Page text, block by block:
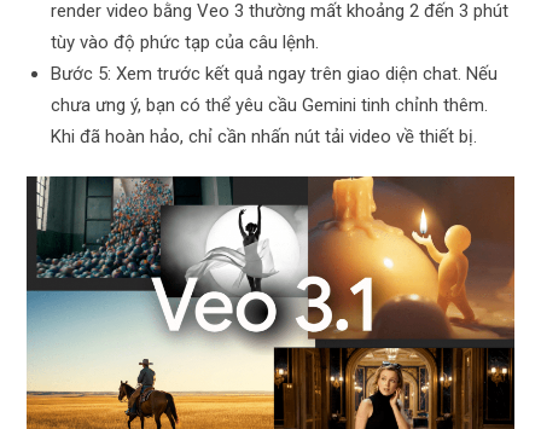
render video bằng Veo 3 thường mất khoảng 2 đến 3 phút
tùy vào độ phức tạp của câu lệnh.
Bước 5: Xem trước kết quả ngay trên giao diện chat. Nếu
chưa ưng ý, bạn có thể yêu cầu Gemini tinh chỉnh thêm.
Khi đã hoàn hảo, chỉ cần nhấn nút tải video về thiết bị.